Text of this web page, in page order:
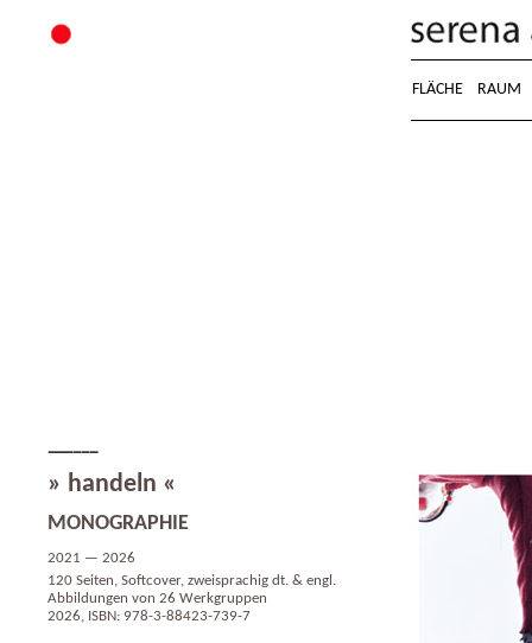
FLÄCHE RAUM
» handeln «
MONOGRAPHIE
2021 — 2026
120 Seiten, Softcover, zweisprachig dt. & engl.
Abbildungen von 26 Werkgruppen
2026, ISBN: 978-3-88423-739-7